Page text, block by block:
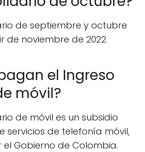
de septiembre y octubre
noviembre de 2022.
el Ingreso
móvil?
de móvil es un subsidio
servicios de telefonía móvil,
Gobierno de Colombia.